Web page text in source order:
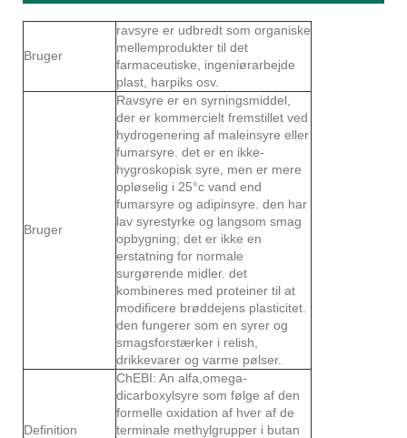
Bruger
ravsyre er udbredt som organiske
mellemprodukter til det
farmaceutiske, ingeniørarbejde
plast, harpiks osv.
Bruger
Ravsyre er en syrningsmiddel,
der er kommercielt fremstillet ved
hydrogenering af maleinsyre eller
fumarsyre. det er en ikke-
hygroskopisk syre, men er mere
opløselig i 25°c vand end
fumarsyre og adipinsyre. den har
lav syrestyrke og langsom smag
opbygning; det er ikke en
erstatning for normale
surgørende midler. det
kombineres med proteiner til at
modificere brøddejens plasticitet.
den fungerer som en syrer og
smagsforstærker i relish,
drikkevarer og varme pølser.
Definition
ChEBI: An alfa,omega-
dicarboxylsyre som følge af den
formelle oxidation af hver af de
terminale methylgrupper i butan